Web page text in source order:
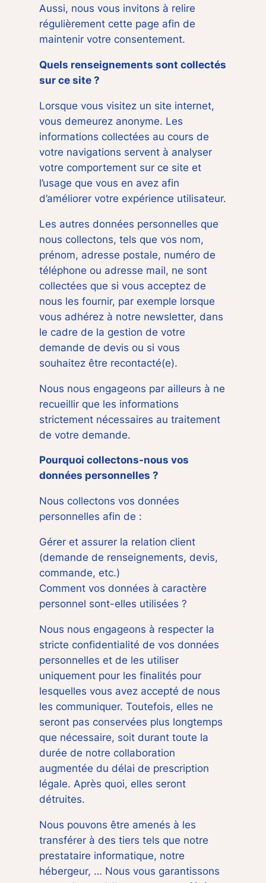
Aussi, nous vous invitons à relire
régulièrement cette page afin de
maintenir votre consentement.
Quels renseignements sont collectés
sur ce site ?
Lorsque vous visitez un site internet,
vous demeurez anonyme. Les
informations collectées au cours de
votre navigations servent à analyser
votre comportement sur ce site et
l’usage que vous en avez afin
d’améliorer votre expérience utilisateur.
Les autres données personnelles que
nous collectons, tels que vos nom,
prénom, adresse postale, numéro de
téléphone ou adresse mail, ne sont
collectées que si vous acceptez de
nous les fournir, par exemple lorsque
vous adhérez à notre newsletter, dans
le cadre de la gestion de votre
demande de devis ou si vous
souhaitez être recontacté(e).
Nous nous engageons par ailleurs à ne
recueillir que les informations
strictement nécessaires au traitement
de votre demande.
Pourquoi collectons-nous vos
données personnelles ?
Nous collectons vos données
personnelles afin de :
Gérer et assurer la relation client
(demande de renseignements, devis,
commande, etc.)
Comment vos données à caractère
personnel sont-elles utilisées ?
Nous nous engageons à respecter la
stricte confidentialité de vos données
personnelles et de les utiliser
uniquement pour les finalités pour
lesquelles vous avez accepté de nous
les communiquer. Toutefois, elles ne
seront pas conservées plus longtemps
que nécessaire, soit durant toute la
durée de notre collaboration
augmentée du délai de prescription
légale. Après quoi, elles seront
détruites.
Nous pouvons être amenés à les
transférer à des tiers tels que notre
prestataire informatique, notre
hébergeur, … Nous vous garantissons